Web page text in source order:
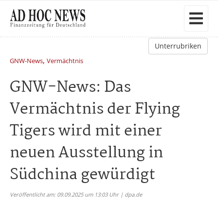
Unterrubriken
GNW-News, Vermächtnis
GNW-News: Das
Vermächtnis der Flying
Tigers wird mit einer
neuen Ausstellung in
Südchina gewürdigt
Veröffentlicht am: 09.09.2025 um 13:03 Uhr | dpa.de